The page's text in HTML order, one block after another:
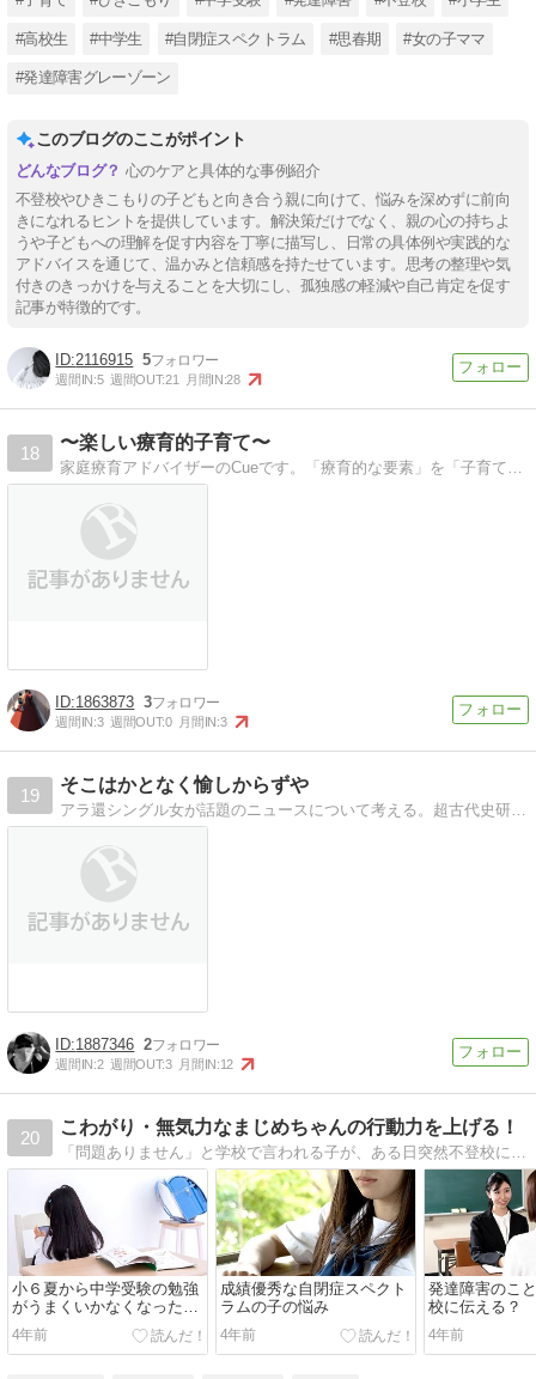
#高校生 #中学生 #自閉症スペクトラム #思春期 #女の子ママ
#発達障害グレーゾーン
このブログのここがポイント
心のケアと具体的な事例紹介
不登校やひきこもりの子どもと向き合う親に向けて、悩みを深めずに前向
きになれるヒントを提供しています。解決策だけでなく、親の心の持ちよ
うや子どもへの理解を促す内容を丁寧に描写し、日常の具体例や実践的な
アドバイスを通じて、温かみと信頼感を持たせています。思考の整理や気
付きのきっかけを与えることを大切にし、孤独感の軽減や自己肯定を促す
記事が特徴的です。
2116915 5
週間IN:5 週間OUT:21 月間IN:28
18
〜楽しい療育的子育て〜
1863873 3
週間IN:3 週間OUT:0 月間IN:3
19
そこはかとなく愉しからずや
1887346 2
週間IN:2 週間OUT:3 月間IN:12
20
こわがり・無気力なまじめちゃんの行動力を上げる！
小６夏から中学受験の勉強
がうまくいかなくなったワ
ケ
4年前
成績優秀な自閉症スペクト
ラムの子の悩み
4年前
発達障害のこ
校に伝える？
4年前